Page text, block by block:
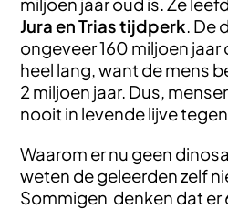
miljoen jaar oud is. Ze
Jura en Triastijdperk. De
ongeveer 160 miljoen jaar
heel lang, want de mens
2 miljoen jaar. Dus,
nooit in levende lijve
Waarom er nu geen
weten de geleerden zelf
Sommigen denken dat er